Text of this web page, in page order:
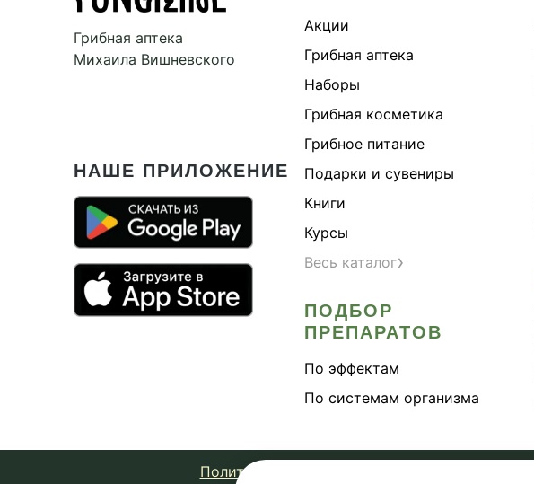
Грибная аптека
Михаила Вишневского
НАШЕ ПРИЛОЖЕНИЕ
Акции
Грибная аптека
Наборы
Грибная косметика
Грибное питание
Подарки и сувениры
Книги
Курсы
Весь каталог›
ПОДБОР
ПРЕПАРАТОВ
По эффектам
По системам организма
Политика конфиденциальности